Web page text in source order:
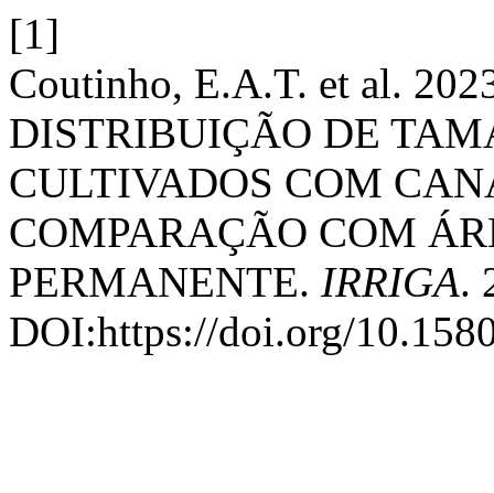
[1]
Coutinho, E.A.T. et al.
DISTRIBUIÇÃO DE
CULTIVADOS COM
COMPARAÇÃO COM
PERMANENTE. IRRIGA.
DOI:https://doi.org/